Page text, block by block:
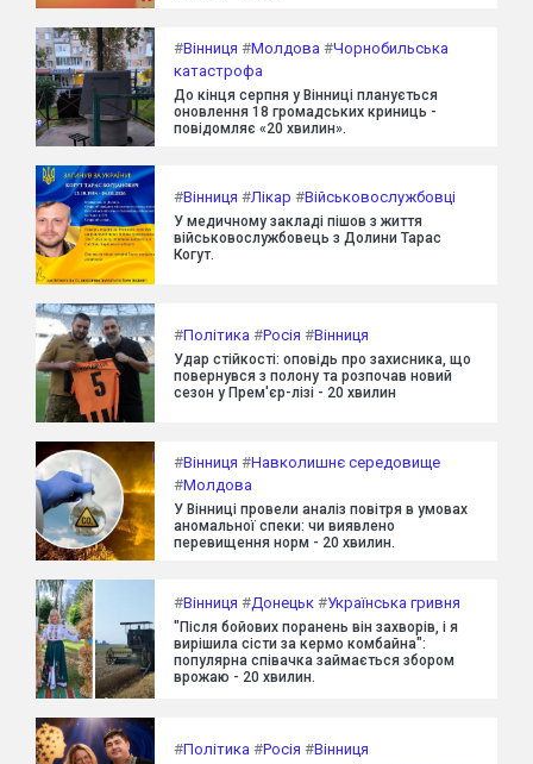
#Вінниця #Молдова #Чорнобильська
катастрофа
До кінця серпня у Вінниці планується
оновлення 18 громадських криниць -
повідомляє «20 хвилин».
#Вінниця #Лікар #Військовослужбовці
У медичному закладі пішов з життя
військовослужбовець з Долини Тарас
Когут.
#Політика #Росія #Вінниця
Удар стійкості: оповідь про захисника, що
повернувся з полону та розпочав новий
сезон у Прем'єр-лізі - 20 хвилин
#Вінниця #Навколишнє середовище
#Молдова
У Вінниці провели аналіз повітря в умовах
аномальної спеки: чи виявлено
перевищення норм - 20 хвилин.
#Вінниця #Донецьк #Українська гривня
"Після бойових поранень він захворів, і я
вирішила сісти за кермо комбайна":
популярна співачка займається збором
врожаю - 20 хвилин.
#Політика #Росія #Вінниця